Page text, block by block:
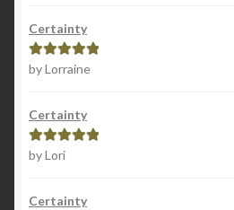
Certainty
Rated5out
by Lorraine
Certainty
Rated5
by Lori
Certainty